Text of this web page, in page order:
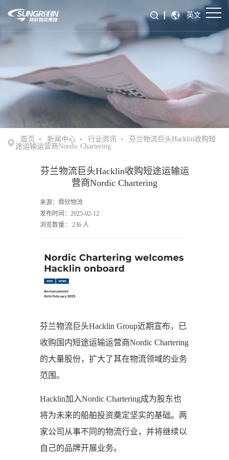
英文
首页 新闻中心 行业资讯
芬兰物流巨头Hacklin收购短
途运输运营商Nordic Chartering
芬兰物流巨头Hacklin收购短途运输运
营商Nordic Chartering
来源：舜欣物流
发布时间：2025-02-12
浏览数量： 236人
芬兰物流巨头Hacklin Group近期宣布，已
收购国内短途运输运营商Nordic Chartering
的大量股份，扩大了其在物流领域的业务
范围。
Hacklin加入Nordic Chartering成为股东也
将为未来的船舶投资奠定坚实的基础。两
家公司从事不同的物流行业，并将继续以
自己的品牌开展业务。